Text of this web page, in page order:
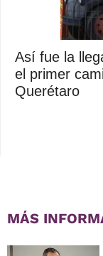
Así fue la
el primer
Querétaro
MÁS